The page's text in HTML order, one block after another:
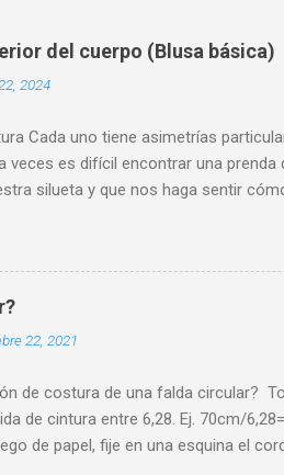
del cuerpo (Blusa básica)
2024
Cada uno tiene asimetrías
veces es difícil encontrar una prenda
silueta y que nos haga sentir
22, 2021
de costura de una falda circular?
de cintura entre 6,28. Ej. 70cm/
de papel, fije en una esquina el